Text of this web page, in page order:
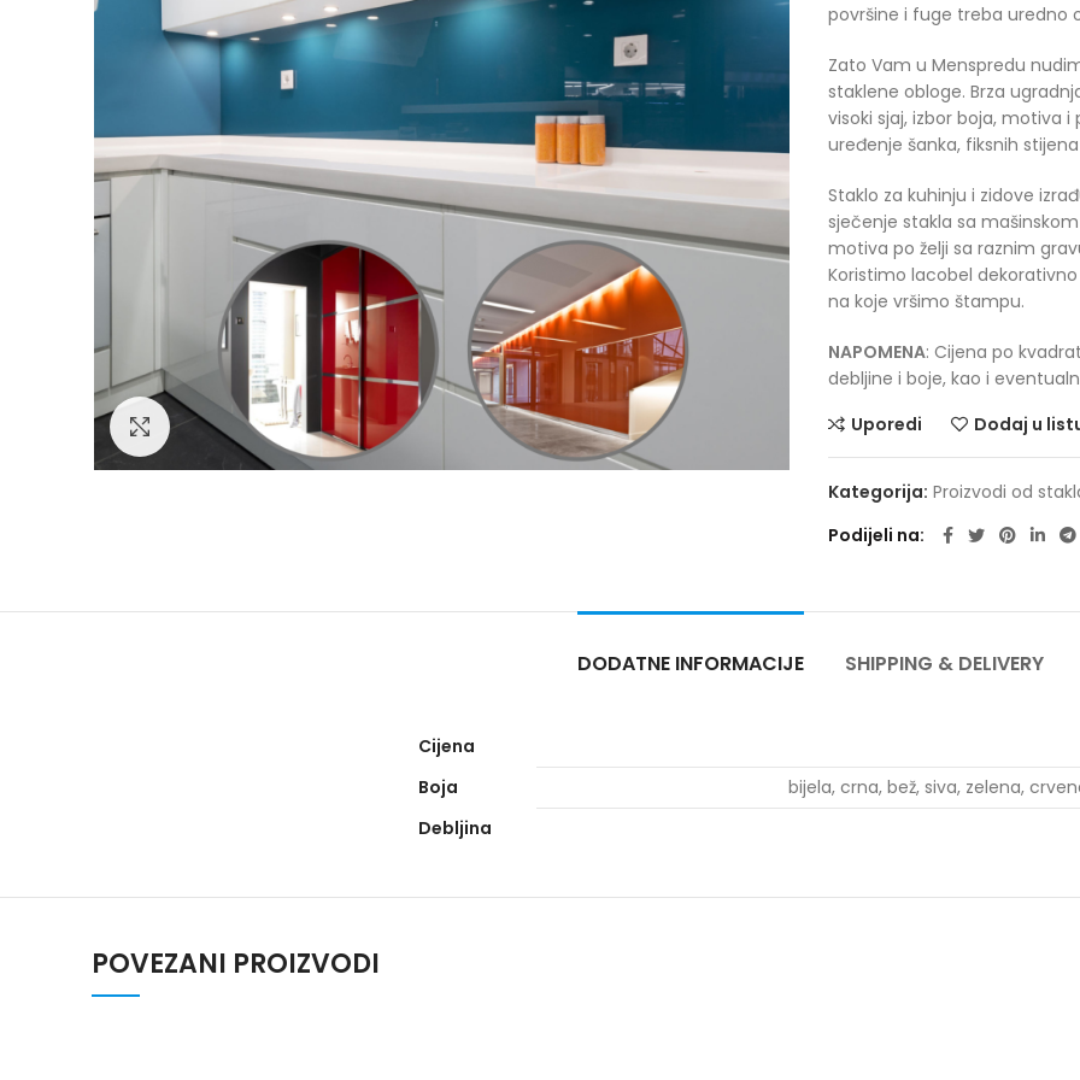
Click to enlarge
površine i fuge treba uredno
Zato Vam u Menspredu
staklene obloge. Brza
visoki sjaj, izbor boja, motiva
uređenje šanka, fiksnih stijena
Staklo za kuhinju i zidove
sječenje stakla sa
motiva po želji sa raznim
Koristimo lacobel
na koje vršimo štampu.
NAPOMENA: Cijena po
debljine i boje, kao i
Uporedi
Dodaj u
Kategorija: Proizvodi od
Podijeli na
DODATNE INFORMACIJE SHIPPING & DELIVERY
Cijena
Boja
bijela, crna, bež, siva, zelena,
Debljina
POVEZANI PROIZVODI